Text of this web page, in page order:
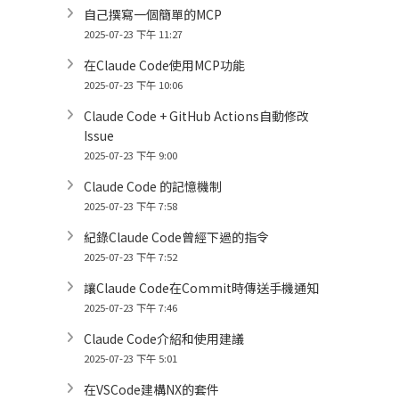
自己撰寫一個簡單的MCP
2025-07-23 下午 11:27
在Claude Code使用MCP功能
2025-07-23 下午 10:06
Claude Code + GitHub Actions自動修改
Issue
2025-07-23 下午 9:00
Claude Code 的記憶機制
2025-07-23 下午 7:58
紀錄Claude Code曾經下過的指令
2025-07-23 下午 7:52
讓Claude Code在Commit時傳送手機通知
2025-07-23 下午 7:46
Claude Code介紹和使用建議
2025-07-23 下午 5:01
在VSCode建構NX的套件